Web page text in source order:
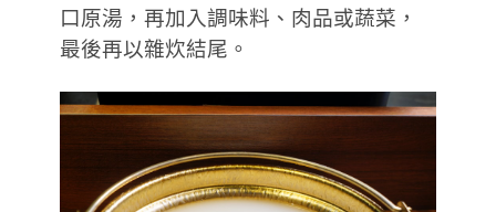
口原湯，再加入調味料、肉品或蔬菜，
最後再以雜炊結尾。